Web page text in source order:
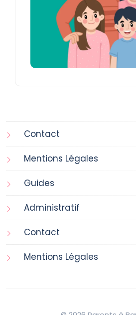
Contact
Mentions Légales
Guides
Administratif
Contact
Mentions Légales